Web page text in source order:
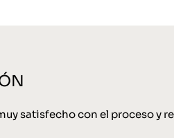
satisfecho con el proceso y